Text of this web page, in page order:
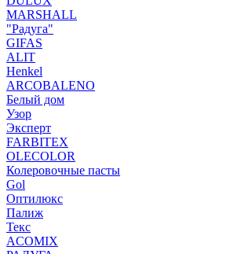
MARSHALL
"Радуга"
GIFAS
ALIT
Henkel
ARCOBALENO
Белый дом
Узор
Эксперт
FARBITEX
OLECOLOR
Колеровочные пасты
Gol
Оптилюкс
Палиж
Текс
ACOMIX